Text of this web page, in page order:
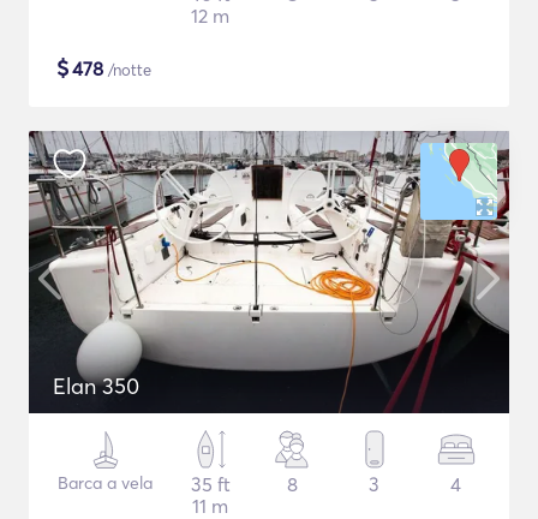
12 m
$478 /notte
Elan 350
Barca a vela
35 ft
11 m
8 3 4